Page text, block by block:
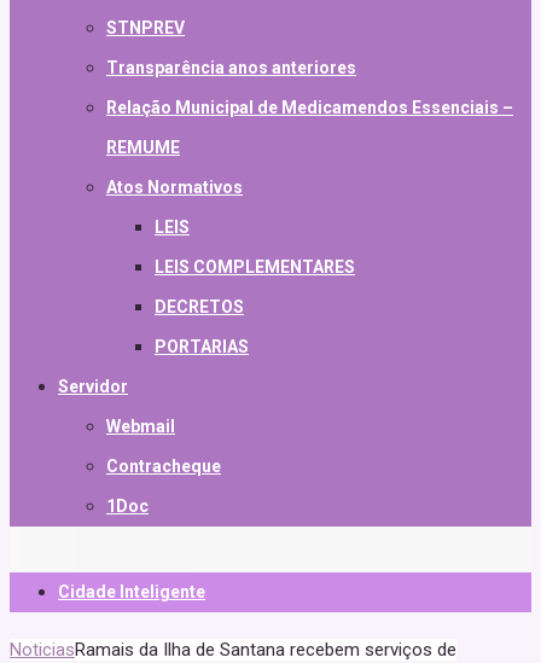
STNPREV
Transparência anos anteriores
Relação Municipal de Medicamendos Essenciais –
REMUME
Atos Normativos
LEIS
LEIS COMPLEMENTARES
DECRETOS
PORTARIAS
Servidor
Webmail
Contracheque
1Doc
Cidade Inteligente
NoticiasRamais da Ilha de Santana recebem serviços de